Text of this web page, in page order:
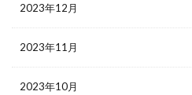
2023年12月
2023年11月
2023年10月